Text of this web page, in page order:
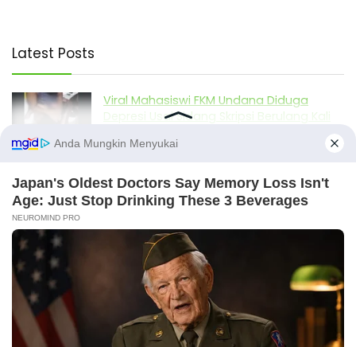
Latest Posts
Viral Mahasiswi FKM Undana Diduga
Depresi Usai Sidang Skripsi Berulang Kali
Berita Viral 0
Viral Mal Pasang Pagar Tinggi Imbas Isu
Demo Agustus, Polri Pastikan Situasi
Patroli Siber
Berita Viral
Viral Alutsista Berjejer di Monas Dikaitkan
Demo Besar, Mabes TNI Beri Penjelasan
Berita Viral 2 X